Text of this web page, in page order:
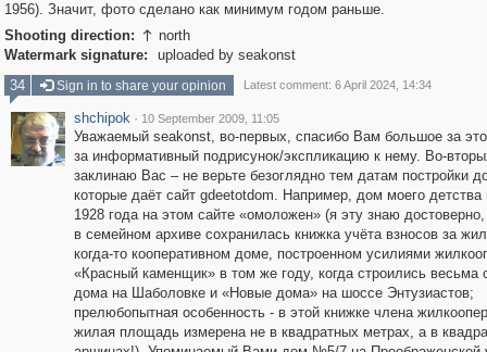
1956). Значит, фото сделано как минимум годом раньше.
Shooting direction:  north
Watermark signature:
uploaded by seakonst
34
Sign in to share your opinion Latest comment: 6 April 2024, 14:34
shchipok · 10 September 2009, 11:05
Уважаемый seakonst, во-первых, спасибо Вам большое за
за информативный подрисунок/экспликацию к нему. Во-
заклинаю Вас – не верьте безоглядно тем датам постройки
которые даёт сайт gdeetotdom. Например, дом моего детства
1928 года на этом сайте «омоложен» (я эту знаю достоверно,
в семейном архиве сохранилась книжка учёта взносов за
когда-то кооперативном доме, построенном усилиями
«Красный каменщик» в том же году, когда строились весьма
дома на Шаболовке и «Новые дома» на шоссе Энтузиастов;
прелюбопытная особенность - в этой книжке члена
жилая площадь измерена не в квадратных метрах, а в